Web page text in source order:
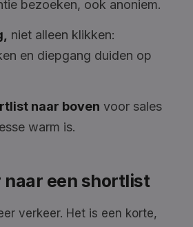
bezoeken, ook anoniem.
niet alleen klikken:
en diepgang duiden op
naar boven voor sales
warm is.
naar een shortlist
verkeer. Het is een korte,